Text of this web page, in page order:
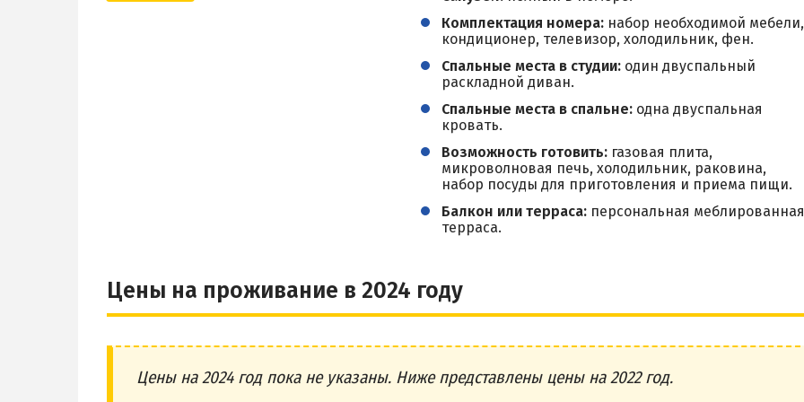
Комплектация номера: набор необходимой мебели,
кондиционер, телевизор, холодильник, фен.
Спальные места в студии: один двуспальный
раскладной диван.
Спальные места в спальне: одна двуспальная
кровать.
Возможность готовить: газовая плита,
микроволновая печь, холодильник, раковина,
набор посуды для приготовления и приема пищи.
Балкон или терраса: персональная меблированная
терраса.
Цены на проживание в 2024 году
Цены на 2024 год пока не указаны. Ниже представлены цены на 2022 год.